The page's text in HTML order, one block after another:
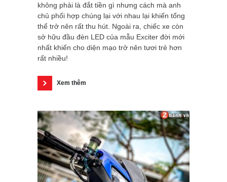
không phải là đắt tiền gì nhưng cách mà anh
chủ phối hợp chúng lại với nhau lại khiến tổng
thể trở nên rất thu hút. Ngoài ra, chiếc xe còn
sở hữu đầu đèn LED của mẫu Exciter đời mới
nhất khiến cho diện mạo trở nên tươi trẻ hơn
rất nhiều!
Xem thêm